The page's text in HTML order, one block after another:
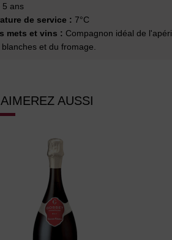
5 ans
de service : 7°C
mets et vins : Compagnon idéal de
et du fromage.
AUSSI